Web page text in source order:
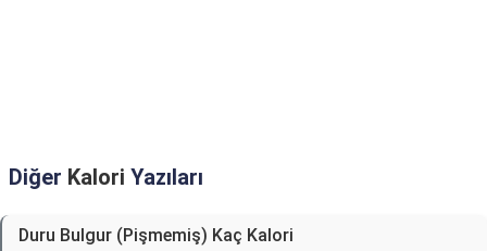
Diğer Kalori Yazıları
Duru Bulgur (Pişmemiş) Kaç Kalori